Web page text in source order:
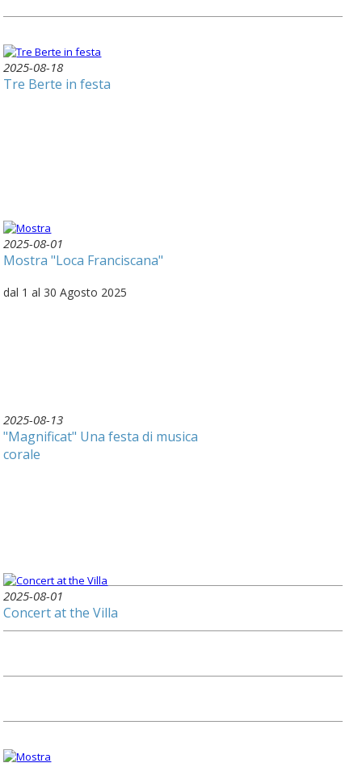
2025-08-18
Tre Berte in festa
2025-08-01
Mostra "Loca Franciscana"
dal 1 al 30 Agosto 2025
2025-08-13
"Magnificat" Una festa di musica
corale
2025-08-01
Concert at the Villa